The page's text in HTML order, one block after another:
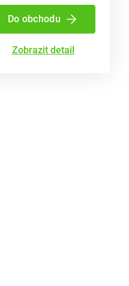
Do obchodu
Zobrazit detail